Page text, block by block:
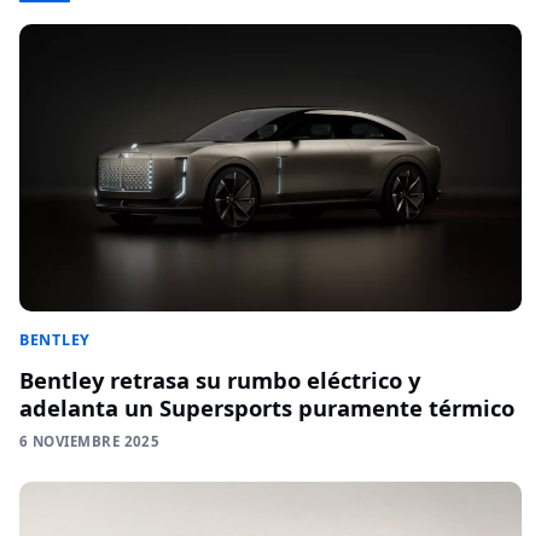
BENTLEY
Bentley retrasa su rumbo eléctrico y
adelanta un Supersports puramente térmico
6 NOVIEMBRE 2025